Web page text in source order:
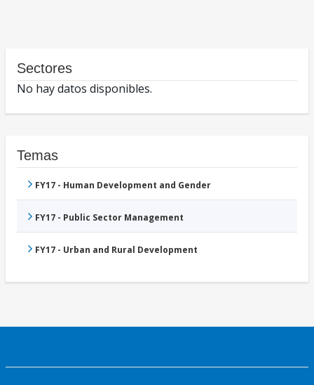
Sectores
No hay datos disponibles.
Temas
FY17 - Human Development and Gender
FY17 - Public Sector Management
FY17 - Urban and Rural Development